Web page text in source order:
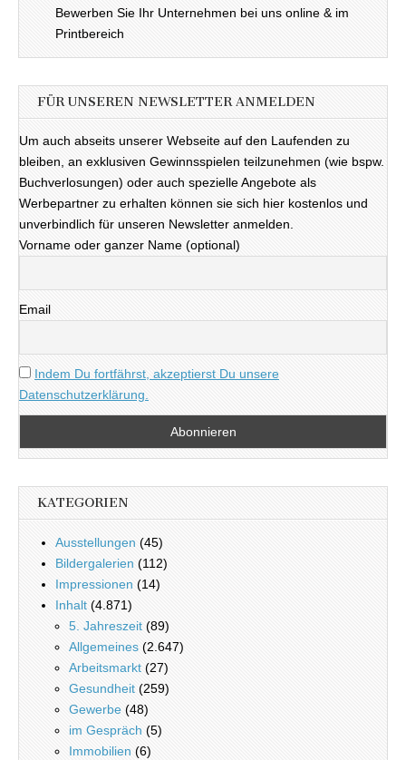
Bewerben Sie Ihr Unternehmen bei uns online & im
Printbereich
FÜR UNSEREN NEWSLETTER ANMELDEN
Um auch abseits unserer Webseite auf den Laufenden zu
bleiben, an exklusiven Gewinnsspielen teilzunehmen (wie bspw.
Buchverlosungen) oder auch spezielle Angebote als
Werbepartner zu erhalten können sie sich hier kostenlos und
unverbindlich für unseren Newsletter anmelden.
Vorname oder ganzer Name (optional)
Email
Indem Du fortfährst, akzeptierst Du unsere
Datenschutzerklärung.
KATEGORIEN
Ausstellungen (45)
Bildergalerien (112)
Impressionen (14)
Inhalt (4.871)
5. Jahreszeit (89)
Allgemeines (2.647)
Arbeitsmarkt (27)
Gesundheit (259)
Gewerbe (48)
im Gespräch (5)
Immobilien (6)